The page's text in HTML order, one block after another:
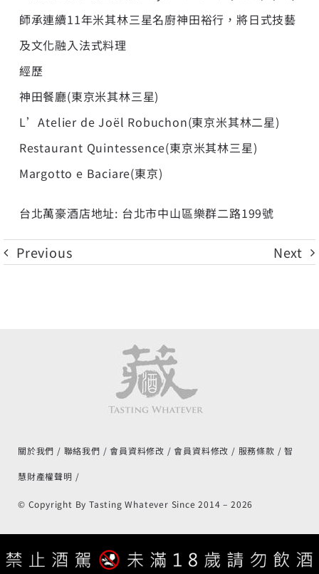
師承連續11年米其林三星名廚神田裕行，將日式技藝
及文化融入法式料理
經歷
神田餐廳(東京米其林三星)
L’Atelier de Joël Robuchon(東京米其林二星)
Restaurant Quintessence(東京米其林三星)
Margotto e Baciare(東京)
台北萬豪酒店地址: 台北市中山區樂群二路199號
Previous Next
關於我們 聯絡我們 會員資料修改 會員資料修改 服務條款 智
慧財產權聲明
© Copyright By Tasting Whatever Since 2014 – 2026